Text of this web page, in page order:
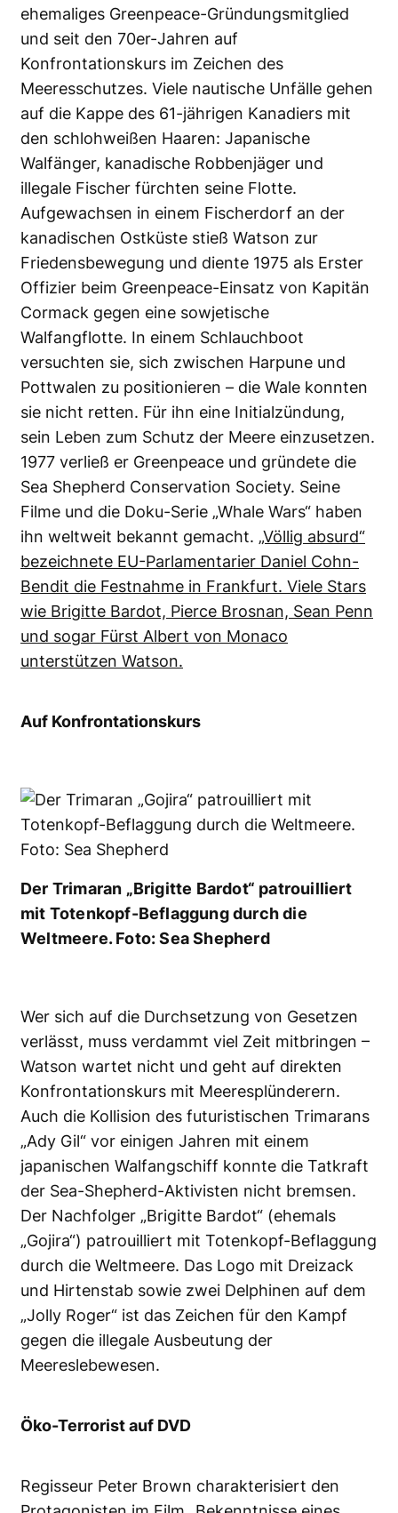
ehemaliges Greenpeace-Gründungsmitglied
und seit den 70er-Jahren auf
Konfrontationskurs im Zeichen des
Meeresschutzes. Viele nautische Unfälle gehen
auf die Kappe des 61-jährigen Kanadiers mit
den schlohweißen Haaren: Japanische
Walfänger, kanadische Robbenjäger und
illegale Fischer fürchten seine Flotte.
Aufgewachsen in einem Fischerdorf an der
kanadischen Ostküste stieß Watson zur
Friedensbewegung und diente 1975 als Erster
Offizier beim Greenpeace-Einsatz von Kapitän
Cormack gegen eine sowjetische
Walfangflotte. In einem Schlauchboot
versuchten sie, sich zwischen Harpune und
Pottwalen zu positionieren – die Wale konnten
sie nicht retten. Für ihn eine Initialzündung,
sein Leben zum Schutz der Meere einzusetzen.
1977 verließ er Greenpeace und gründete die
Sea Shepherd Conservation Society. Seine
Filme und die Doku-Serie „Whale Wars“ haben
ihn weltweit bekannt gemacht. „Völlig absurd“
bezeichnete EU-Parlamentarier Daniel Cohn-
Bendit die Festnahme in Frankfurt. Viele Stars
wie Brigitte Bardot, Pierce Brosnan, Sean Penn
und sogar Fürst Albert von Monaco
unterstützen Watson.
Auf Konfrontationskurs
Der Trimaran „Brigitte Bardot“ patrouilliert
mit Totenkopf-Beflaggung durch die
Weltmeere. Foto: Sea Shepherd
Wer sich auf die Durchsetzung von Gesetzen
verlässt, muss verdammt viel Zeit mitbringen –
Watson wartet nicht und geht auf direkten
Konfrontationskurs mit Meeresplünderern.
Auch die Kollision des futuristischen Trimarans
„Ady Gil“ vor einigen Jahren mit einem
japanischen Walfangschiff konnte die Tatkraft
der Sea-Shepherd-Aktivisten nicht bremsen.
Der Nachfolger „Brigitte Bardot“ (ehemals
„Gojira“) patrouilliert mit Totenkopf-Beflaggung
durch die Weltmeere. Das Logo mit Dreizack
und Hirtenstab sowie zwei Delphinen auf dem
„Jolly Roger“ ist das Zeichen für den Kampf
gegen die illegale Ausbeutung der
Meereslebewesen.
Öko-Terrorist auf DVD
Regisseur Peter Brown charakterisiert den